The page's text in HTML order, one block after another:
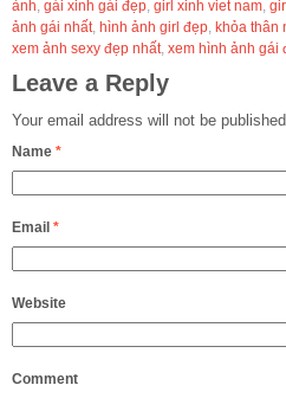
ảnh, gái xinh gái đẹp, girl xinh viet nam,
ảnh gái nhất, hình ảnh girl đẹp, khỏa thân
xem ảnh sexy đẹp nhất, xem hình ảnh gái
Leave a Reply
Your email address will not be
Name *
Email *
Website
Comment